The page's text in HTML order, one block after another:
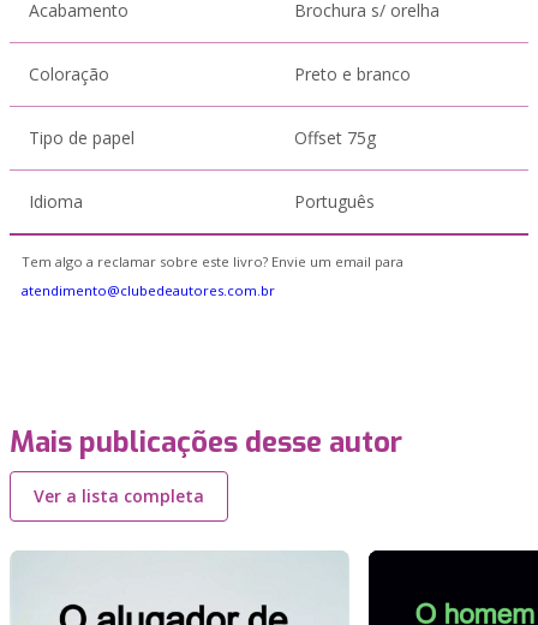
Acabamento Brochura s/ orelha
Coloração Preto e branco
Tipo de papel Offset 75g
Idioma Português
Tem algo a reclamar sobre este livro? Envie um email para
atendimento@clubedeautores.com.br
Mais publicações desse autor
Ver a lista completa